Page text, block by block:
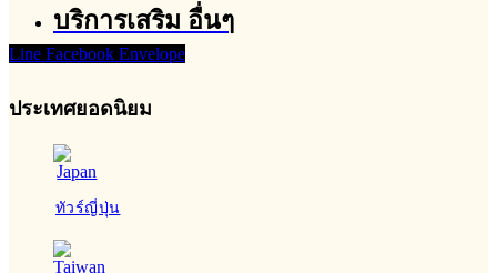
บริการเสริม อื่นๆ
Line Facebook Envelope
ประเทศยอดนิยม
ทัวร์ญี่ปุ่น